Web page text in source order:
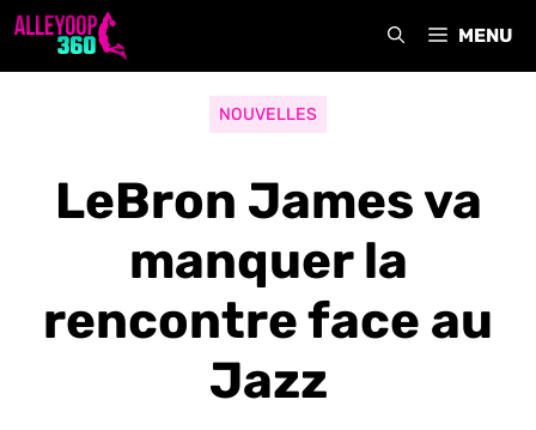
Aller
MENU
NOUVELLES
LeBron James va
manquer la
rencontre face au
Jazz